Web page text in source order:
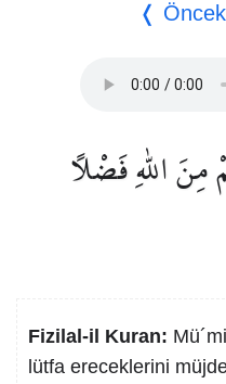
❬
اللّٰهِ فَضْلًا
Fizilal-il Kuran:
lütfa ereceklerini